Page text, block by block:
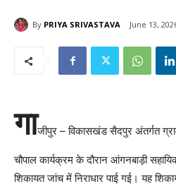
By PRIYA SRIVASTAVA June 13,
गाजीपुर – विकासखंड सैदपुर अंतर्गत
चौपाल कार्यक्रम के दौरान आंगनबाड़ी
शिकायत जांच में निराधार पाई गई। यह